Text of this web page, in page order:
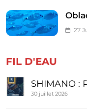
27
FIL D'EAU
SHIMANO :
30 juillet 2026